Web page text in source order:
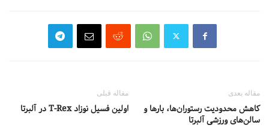
مقاله قبلی
اولین فسیل نوزاد T-Rex در آلبرتا
مقاله بعدی
کاهش محدودیت رستوران‌ها، بارها و
سالن‌های ورزشی آلبرتا